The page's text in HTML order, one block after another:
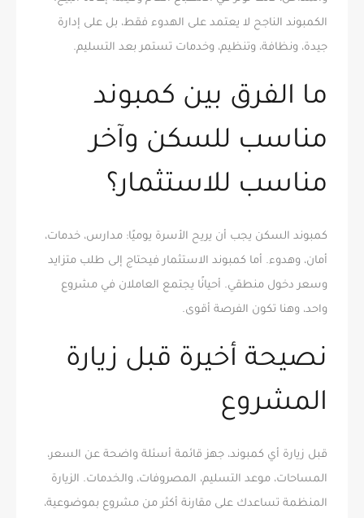
الكمبوند الناجح لا يعتمد على الهدوء فقط، بل على إدارة
جيدة، ونظافة، وتنظيم، وخدمات تستمر بعد التسليم.
ما الفرق بين كمبوند
مناسب للسكن وآخر
مناسب للاستثمار؟
كمبوند السكن يجب أن يريح الأسرة يوميًا: مدارس، خدمات،
أمان، وهدوء. أما كمبوند الاستثمار فيحتاج إلى طلب متزايد
وسعر دخول منطقي. أحيانًا يجتمع العاملان في مشروع
واحد، وهنا تكون الفرصة أقوى.
نصيحة أخيرة قبل زيارة
المشروع
قبل زيارة أي كمبوند، جهز قائمة أسئلة واضحة عن السعر،
المساحات، موعد التسليم، المصروفات، والخدمات. الزيارة
المنظمة تساعدك على مقارنة أكثر من مشروع بموضوعية،